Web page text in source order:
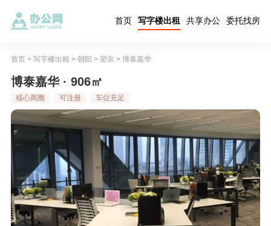
首页 写字楼出租 共享办公 委托找房
首页> 写字楼出租 > 朝阳 > 望京> 博泰嘉华
博泰嘉华 · 906㎡
核心商圈 可注册 车位充足